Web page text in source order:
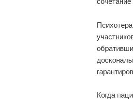
Когда